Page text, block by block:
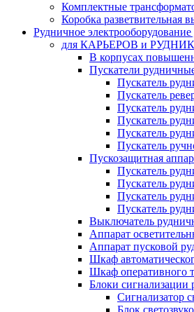
Комплектные
Коробка разветвительная
Рудничное
для КАРЬЕРОВ и
В корпусах
Пускатели
Пускатель
Пускатель
Пускатель
Пускатель
Пускатель
Пускатель
Пускозащитная
Пускатель
Пускатель
Пускатель
Пускатель
Выключатель
Аппарат
Аппарат пусковой
Шкаф
Шкаф оперативного
Блоки сигнализации
Сигнализатор
Блок